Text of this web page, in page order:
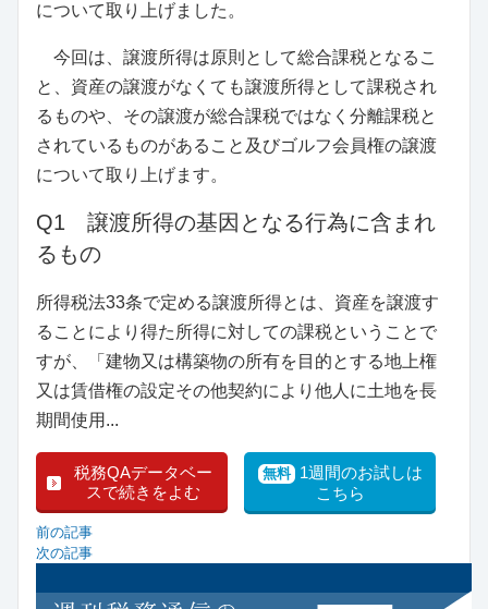
について取り上げました。
今回は、譲渡所得は原則として総合課税となるこ
と、資産の譲渡がなくても譲渡所得として課税され
るものや、その譲渡が総合課税ではなく分離課税と
されているものがあること及びゴルフ会員権の譲渡
について取り上げます。
Q1 譲渡所得の基因となる行為に含まれ
るもの
所得税法33条で定める譲渡所得とは、資産を譲渡す
ることにより得た所得に対しての課税ということで
すが、「建物又は構築物の所有を目的とする地上権
又は賃借権の設定その他契約により他人に土地を長
期間使用...
税務QAデータベー
スで続きをよむ
無料 1週間のお試しは
こちら
前の記事
次の記事